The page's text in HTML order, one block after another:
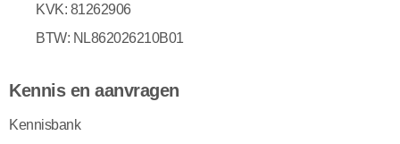
KVK: 81262906
BTW: NL862026210B01
Kennis en aanvragen
Kennisbank